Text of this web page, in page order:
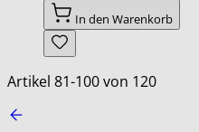
In den Warenkorb
Artikel 81-100von 120